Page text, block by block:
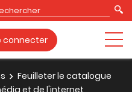
connecter
Feuilleter le catalogue
et de l'internet